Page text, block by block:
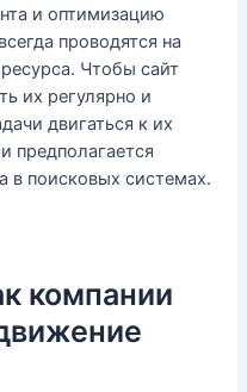
и оптимизацию
проводятся на
Чтобы сайт
их регулярно и
двигаться к их
предполагается
в поисковых системах.
компании